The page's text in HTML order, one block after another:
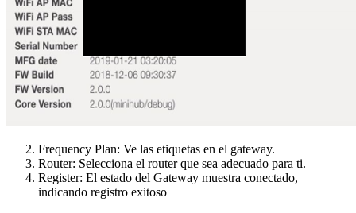
Frequency Plan: Ve las etiquetas en el gateway.
Router: Selecciona el router que sea adecuado para ti.
Register: El estado del Gateway muestra conectado,
indicando registro exitoso